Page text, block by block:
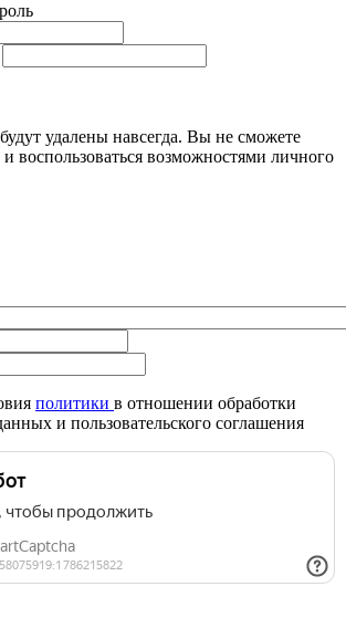
удалены навсегда. Вы не сможете
и воспользоваться возможностями личного
политики в отношении обработки
и пользовательского соглашения